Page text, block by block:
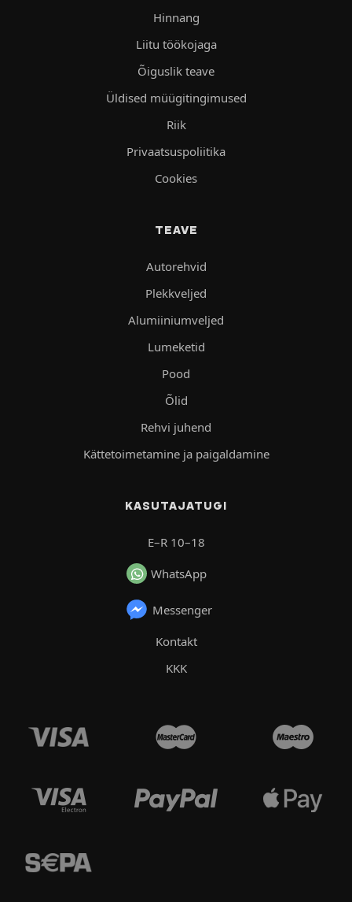
Hinnang
Liitu töökojaga
Õiguslik teave
Üldised müügitingimused
Riik
Privaatsuspoliitika
Cookies
TEAVE
Autorehvid
Plekkveljed
Alumiiniumveljed
Lumeketid
Pood
Õlid
Rehvi juhend
Kättetoimetamine ja paigaldamine
KASUTAJATUGI
E–R 10–18
WhatsApp
Messenger
Kontakt
KKK